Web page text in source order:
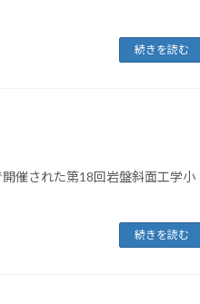
続きを読む
催された第18回岩盤斜面工学小
続きを読む